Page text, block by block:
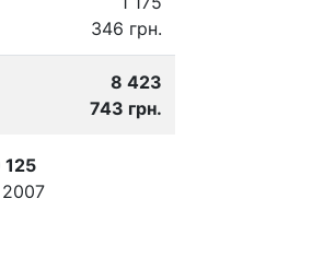
346 грн.
8 423
743 грн.
125
2007